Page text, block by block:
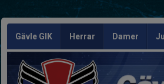
Gävle GIK Herrar Damer